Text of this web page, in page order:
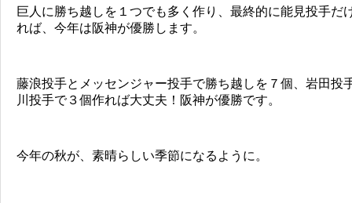
巨人に勝ち越しを１つでも多く作り、最終的に能見投手だ
れば、今年は阪神が優勝します。
藤浪投手とメッセンジャー投手で勝ち越しを７個、岩田投
川投手で３個作れば大丈夫！阪神が優勝です。
今年の秋が、素晴らしい季節になるように。